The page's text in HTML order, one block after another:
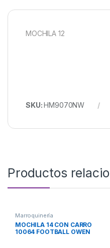
MOCHILA 12
SKU:HM9070NW
Productos
Marroquinería
MOCHILA 14 CON CARRO
10064 FOOTBALL OWEN